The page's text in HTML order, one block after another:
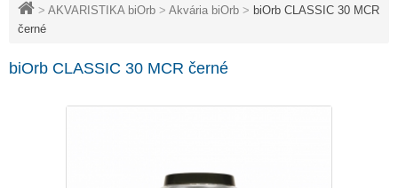
> AKVARISTIKA biOrb > Akvária biOrb > biOrb CLASSIC 30 MCR
černé
biOrb CLASSIC 30 MCR černé